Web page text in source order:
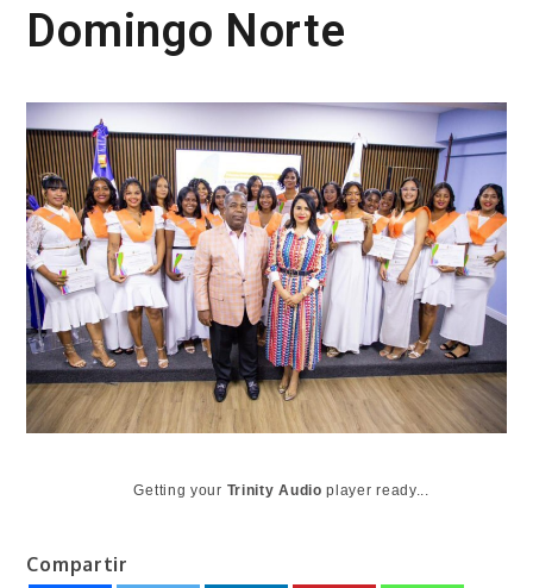
Domingo Norte
Getting your Trinity Audio player ready...
Compartir